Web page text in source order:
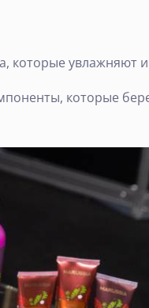
которые увлажняют и
которые